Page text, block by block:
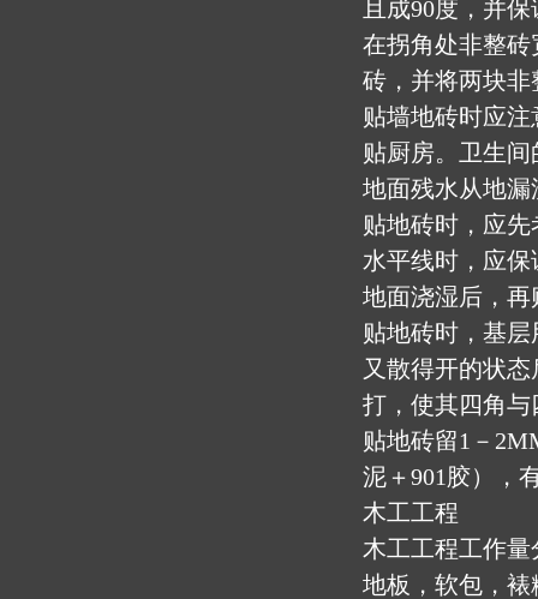
且成90度，并
在拐角处非整
砖，并将两块
贴墙地砖时应
贴厨房。卫生
地面残水从地
贴地砖时，应
水平线时，应
地面浇湿后，
贴地砖时，基
又散得开的状
打，使其四角
贴地砖留1－
泥＋901胶），
木工工程
木工工程工作
地板，软包，裱